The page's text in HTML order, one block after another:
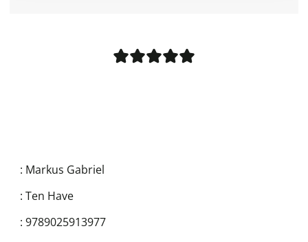
: Markus Gabriel
: Ten Have
: 9789025913977